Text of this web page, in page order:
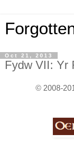
Oct 21, 2013
Fydw VII: Yr
© 2008-